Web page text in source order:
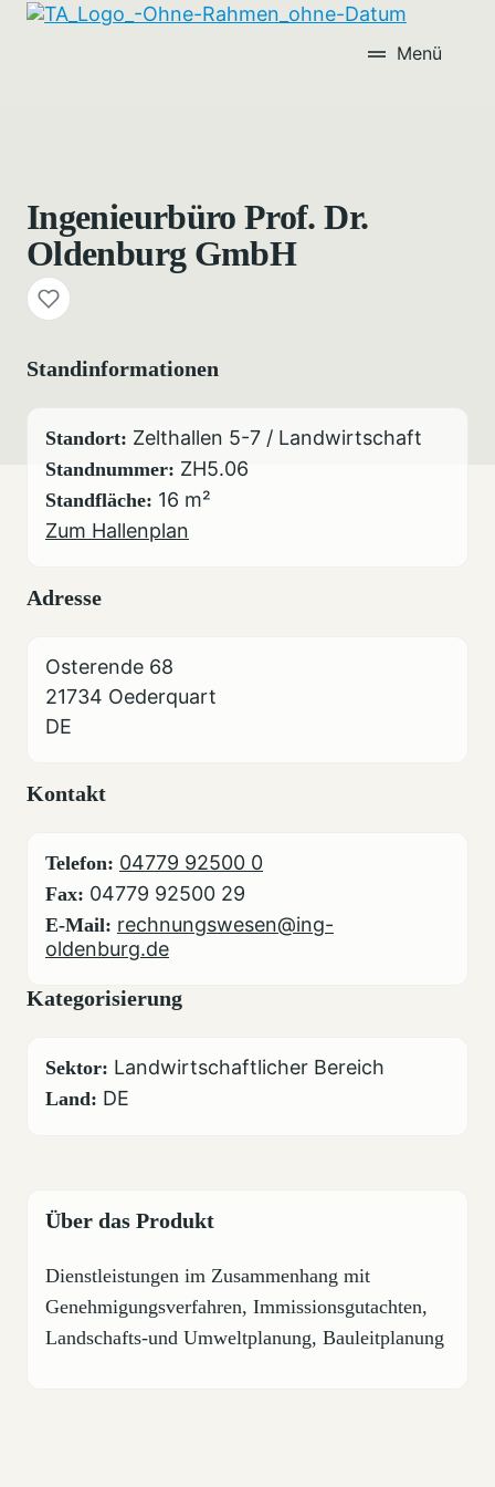
Menü
Ingenieurbüro Prof. Dr.
Oldenburg GmbH
Standinformationen
Standort: Zelthallen 5-7 / Landwirtschaft
Standnummer: ZH5.06
Standfläche: 16 m²
Zum Hallenplan
Adresse
Osterende 68
21734 Oederquart
DE
Kontakt
Telefon: 04779 92500 0
Fax: 04779 92500 29
E-Mail: rechnungswesen@ing-
oldenburg.de
Kategorisierung
Sektor: Landwirtschaftlicher Bereich
Land: DE
Über das Produkt
Dienstleistungen im Zusammenhang mit
Genehmigungsverfahren, Immissionsgutachten,
Landschafts-und Umweltplanung, Bauleitplanung